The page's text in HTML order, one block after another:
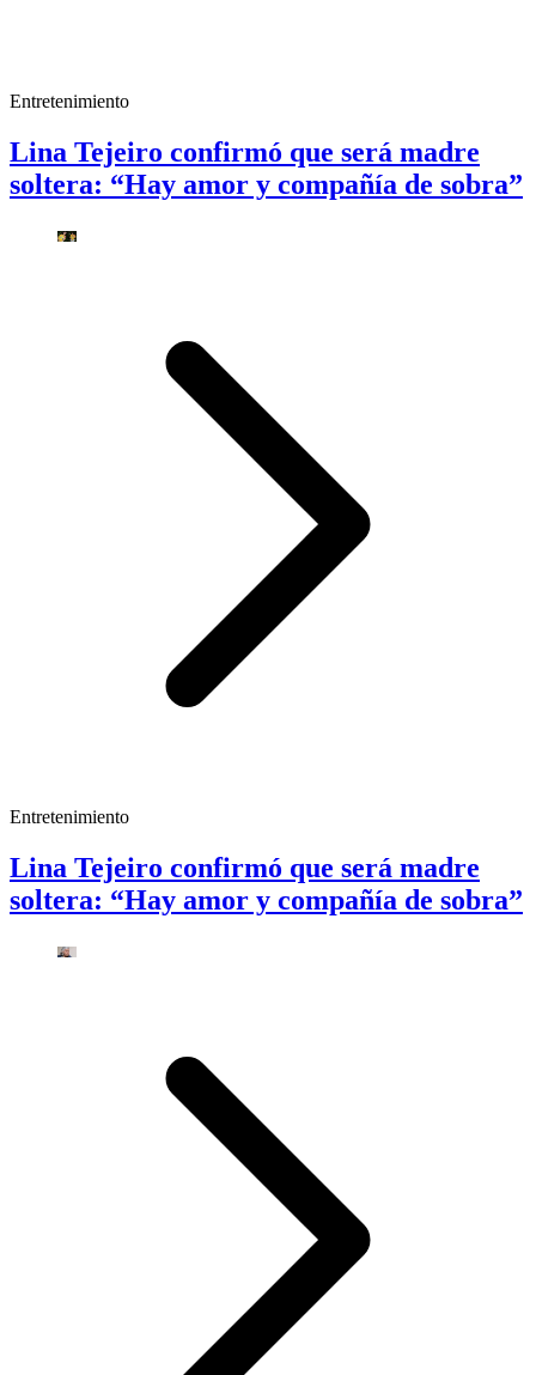
Entretenimiento
Lina Tejeiro confirmó que será madre
soltera: “Hay amor y compañía de sobra”
Entretenimiento
Lina Tejeiro confirmó que será madre
soltera: “Hay amor y compañía de sobra”